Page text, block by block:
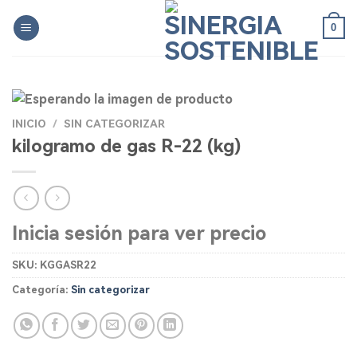
0
INICIO / SIN CATEGORIZAR
kilogramo de gas R-22 (kg)
Inicia sesión para ver precio
SKU: KGGASR22
Categoría: Sin categorizar